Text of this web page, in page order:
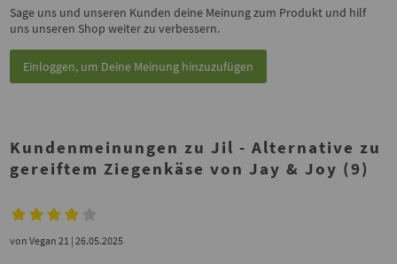
Sage uns und unseren Kunden deine Meinung zum Produkt und hilf
uns unseren Shop weiter zu verbessern.
Einloggen, um Deine Meinung hinzuzufügen
Kundenmeinungen zu Jil - Alternative zu
gereiftem Ziegenkäse von Jay & Joy (9)
vonVegan 21 | 26.05.2025